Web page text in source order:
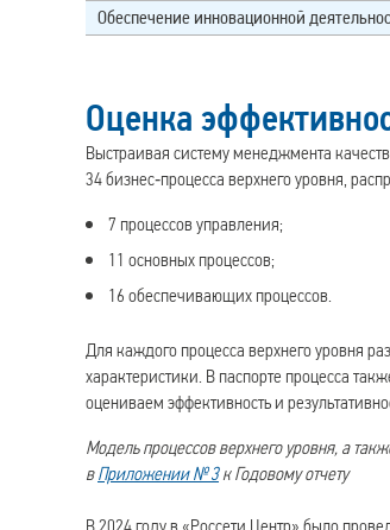
Обеспечение инновационной
Оценка
Выстраивая систему менеджмента
34 бизнес‑процесса верхнего уровня,
7 процессов управления;
11 основных процессов;
16 обеспечивающих процессов.
Для каждого процесса верхнего уровня
характеристики. В паспорте процесса
оцениваем эффективность и
Модель процессов верхнего уровня, а
вПриложении № 3к Годовому отчету